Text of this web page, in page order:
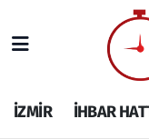
İZMİR İHBAR
İHBAR HATTI
İzmir
İzmir Hava